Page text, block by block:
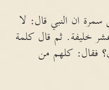
ان النبي قال: لا
عشر خليفة. ثم قال كلمة
فقال: كلهم من